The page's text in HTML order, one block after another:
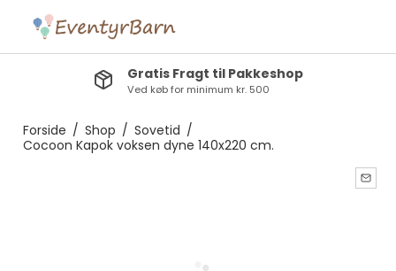
Gratis Fragt til Pakkeshop
Ved køb for minimum kr. 500
Forside / Shop / Sovetid /
Cocoon Kapok voksen dyne 140x220 cm.